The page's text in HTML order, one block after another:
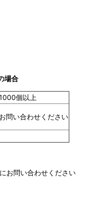
場合
個以上
お問い合わせください
お問い合わせください